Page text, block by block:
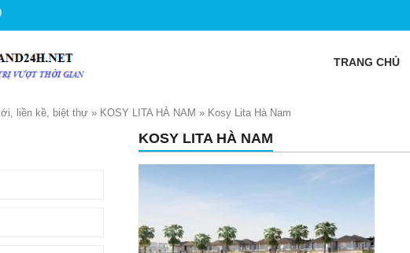
TRANG CHỦ
liền kề, biệt thự » KOSY LITA HÀ NAM » Kosy Lita Hà Nam
KOSY LITA HÀ NAM